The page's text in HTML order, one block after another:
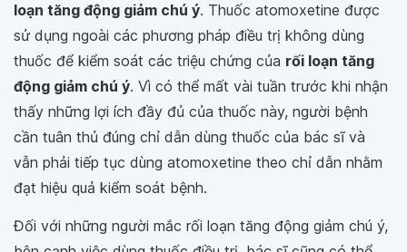
loạn tăng động giảm chú ý. Thuốc atomoxetine được
sử dụng ngoài các phương pháp điều trị không dùng
thuốc để kiểm soát các triệu chứng của rối loạn tăng
động giảm chú ý. Vì có thể mất vài tuần trước khi nhận
thấy những lợi ích đầy đủ của thuốc này, người bệnh
cần tuân thủ đúng chỉ dẫn dùng thuốc của bác sĩ và
vẫn phải tiếp tục dùng atomoxetine theo chỉ dẫn nhằm
đạt hiệu quả kiểm soát bệnh.
Đối với những người mắc rối loạn tăng động giảm chú ý,